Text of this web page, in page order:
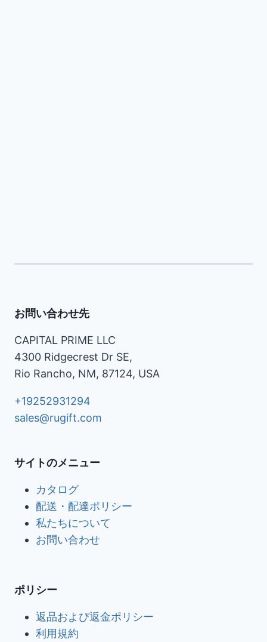
お問い合わせ先
CAPITAL PRIME LLC
4300 Ridgecrest Dr SE,
Rio Rancho, NM, 87124, USA
+19252931294
sales@rugift.com
サイトのメニュー
カタログ
配送・配達ポリシー
私たちについて
お問い合わせ
ポリシー
返品および返金ポリシー
利用規約